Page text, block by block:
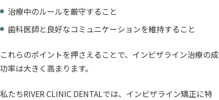
治療中のルールを厳守すること
歯科医師と良好なコミュニケーションを維持すること
これらのポイントを押さえることで、インビザライン治療の成
功率は大きく高まります。
私たちRIVER CLINIC DENTALでは、インビザライン矯正に特